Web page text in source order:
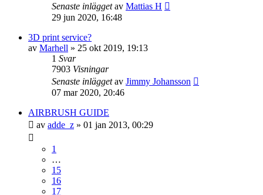
Senaste inläggetav Mattias H
29 jun 2020, 16:48
3D print service?
av Marhell » 25 okt 2019, 19:13
1 Svar
7903 Visningar
Senaste inläggetav Jimmy Johansson
07 mar 2020, 20:46
AIRBRUSH GUIDE
av adde_z » 01 jan 2013, 00:29
1
…
15
16
17